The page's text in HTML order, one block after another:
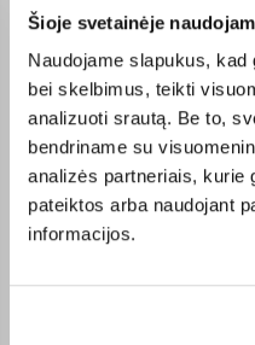
Šioje svetainėje
Naudojame slapukus,
bei skelbimus, teikti
analizuoti srautą. Be to,
bendriname su
analizės partneriais, kurie
pateiktos arba naudojant
informacijos.
patogiai apsipirkti internetu,
Visoms prekėms nuo 150 Eur
lizingas, todėl norimas
Pristatymas visoje Lietuvoje
o užsakymams nuo 499 €
kurjerio pristatymas – nuo
paprastai pristatomos per
kiekvienos prekės pristatymo
pristatysime per nurodytą